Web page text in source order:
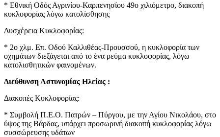
* Εθνική Οδός Αγρινίου-Καρπενησίου 49ο χιλιόμετρο, διακοπή
κυκλοφορίας λόγω κατολίσθησης
Δυσχέρεια Κυκλοφορίας:
* 2ο χλμ. Επ. Οδού Καλλιθέας-Προυσσού, η κυκλοφορία των
οχημάτων διεξάγεται από το ένα ρεύμα κυκλοφορίας, λόγω
κατολισθητικών φαινομένων.
Διεύθυνση Αστυνομίας Ηλείας :
Διακοπές Κυκλοφορίας:
* Συμβολή Π.Ε.Ο. Πατρών – Πύργου, με την Αγίου Νικολάου, στο
ύψος της Βάρδας, υπάρχει προσωρινή διακοπή κυκλοφορίας λόγω
συσσώρευσης υδάτων